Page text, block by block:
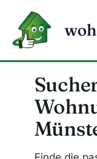
Inhalt
springen